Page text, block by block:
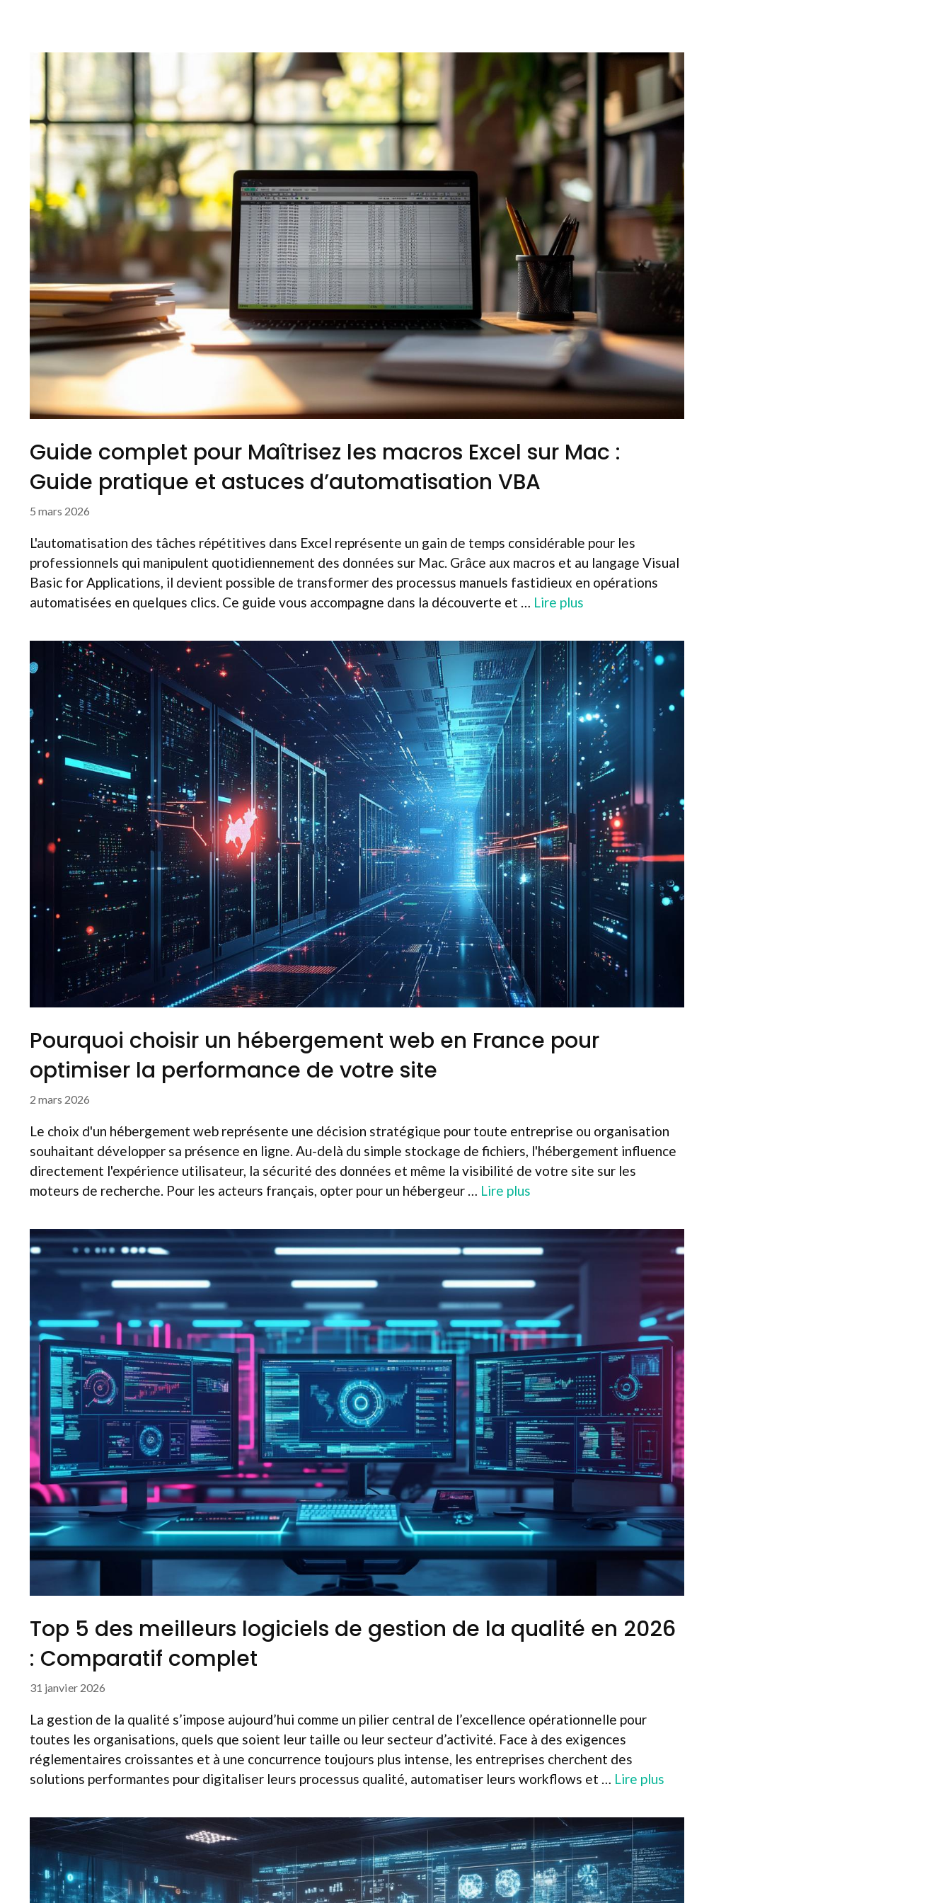
Guide complet pour Maîtrisez les macros Excel sur Mac :
Guide pratique et astuces d’automatisation VBA
5 mars 2026
L'automatisation des tâches répétitives dans Excel représente un gain de temps considérable pour les
professionnels qui manipulent quotidiennement des données sur Mac. Grâce aux macros et au langage Visual
Basic for Applications, il devient possible de transformer des processus manuels fastidieux en opérations
automatisées en quelques clics. Ce guide vous accompagne dans la découverte et … Lire plus
Pourquoi choisir un hébergement web en France pour
optimiser la performance de votre site
2 mars 2026
Le choix d'un hébergement web représente une décision stratégique pour toute entreprise ou organisation
souhaitant développer sa présence en ligne. Au-delà du simple stockage de fichiers, l'hébergement influence
directement l'expérience utilisateur, la sécurité des données et même la visibilité de votre site sur les
moteurs de recherche. Pour les acteurs français, opter pour un hébergeur … Lire plus
Top 5 des meilleurs logiciels de gestion de la qualité en 2026
: Comparatif complet
31 janvier 2026
La gestion de la qualité s’impose aujourd’hui comme un pilier central de l’excellence opérationnelle pour
toutes les organisations, quels que soient leur taille ou leur secteur d’activité. Face à des exigences
réglementaires croissantes et à une concurrence toujours plus intense, les entreprises cherchent des
solutions performantes pour digitaliser leurs processus qualité, automatiser leurs workflows et … Lire plus